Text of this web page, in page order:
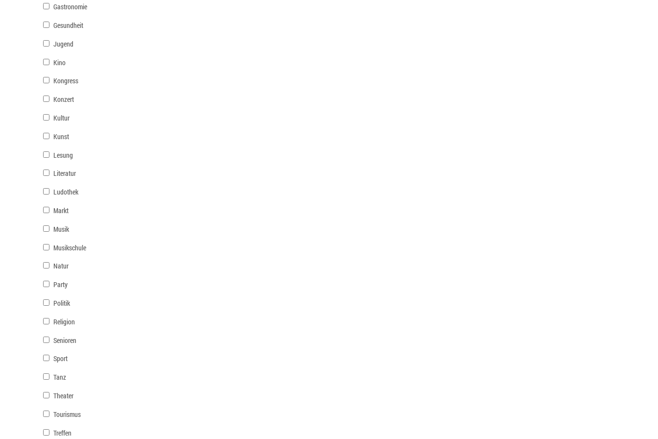
Gastronomie
Gesundheit
Jugend
Kino
Kongress
Konzert
Kultur
Kunst
Lesung
Literatur
Ludothek
Markt
Musik
Musikschule
Natur
Party
Politik
Religion
Senioren
Sport
Tanz
Theater
Tourismus
Treffen